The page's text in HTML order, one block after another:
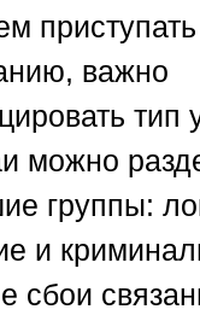
приступать
важно
тип
можно
группы:
и
сбои